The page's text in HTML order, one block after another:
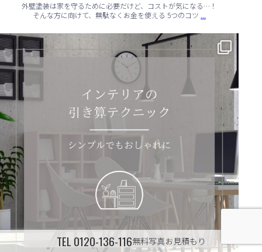
外壁塗装は家を守るために必要だけど、コストが気になる…！
そんな方に向けて、無駄なくお金を使える 5つのコツ ...
✨ シンプルでもおしゃれ！インテリアの引き算テクニック ✨
...
TEL 0120-136-116無料写真お見積もり